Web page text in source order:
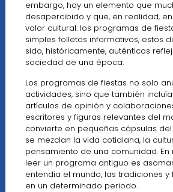
embargo, hay un elemento que
desapercibido y que, en realidad,
valor cultural: los programas de
simples folletos informativos, estos
sido, históricamente, auténticos
sociedad de una época.
Los programas de fiestas no solo
actividades, sino que también
artículos de opinión y
escritores y figuras relevantes del
convierte en pequeñas cápsulas
se mezclan la vida cotidiana, la
pensamiento de una comunidad. En
leer un programa antiguo es
entendía el mundo, las tradiciones
en un determinado periodo.